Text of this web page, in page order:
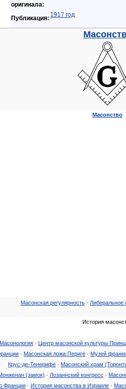
оригинала:
Публикация: 1917 год
Масонство
Масонская регулярность · Либеральное
История
Масонология · Центр масонской культуры
· Масонская ложа Перигё · Музей
Крус-де-Тенерифе · Масонский храм
(замок)‎ · Лозаннский конгресс ·
Франции · История масонства в Израиле ·